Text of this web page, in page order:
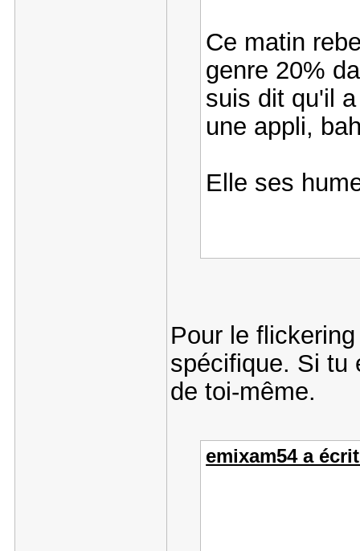
Ce matin
genre 20%
suis dit qu'il
une appli,
Elle ses
Pour le
spécifique. Si tu
de toi-même.
emixam54 a